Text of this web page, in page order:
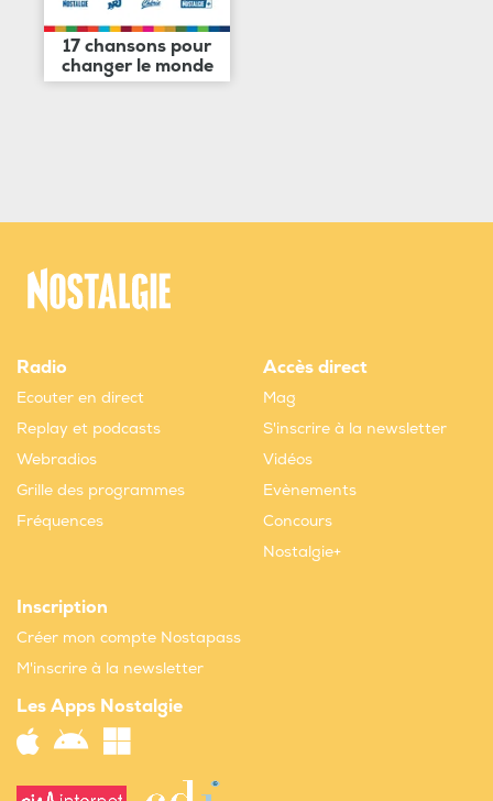
17 chansons pour
changer le monde
Radio
Ecouter en direct
Replay et podcasts
Webradios
Grille des programmes
Fréquences
Accès direct
Mag
S'inscrire à la newsletter
Vidéos
Evènements
Concours
Nostalgie+
Inscription
Créer mon compte Nostapass
M'inscrire à la newsletter
Les Apps Nostalgie